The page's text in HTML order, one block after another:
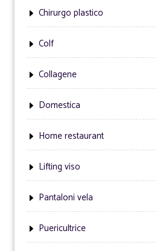
Chirurgo plastico
Colf
Collagene
Domestica
Home restaurant
Lifting viso
Pantaloni vela
Puericultrice